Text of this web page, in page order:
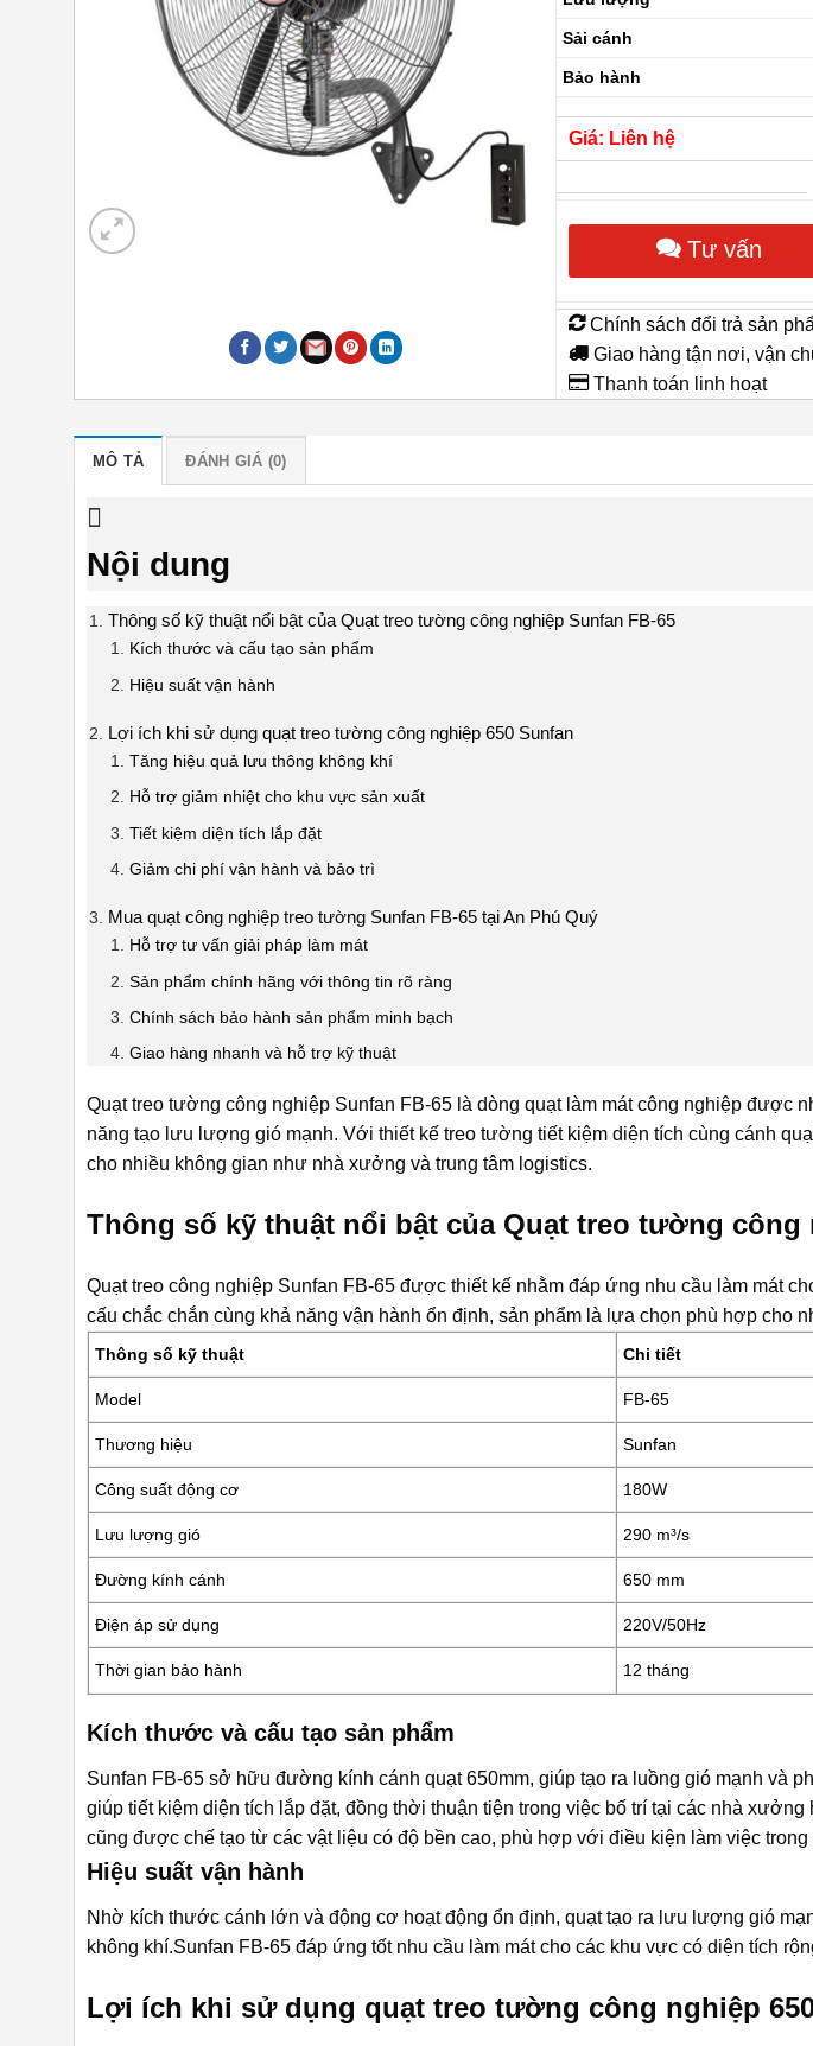
Sải cánh
Bảo hành
Giá: Liên hệ
Tư vấn
Chính sách đổi trả sản
Giao hàng tận nơi, vận
Thanh toán linh hoạt
MÔ TẢ ĐÁNH GIÁ (0)
Nội dung
Thông số kỹ thuật nổi bật của Quạt treo tường công nghiệp Sunfan FB-65
Kích thước và cấu tạo sản phẩm
Hiệu suất vận hành
Lợi ích khi sử dụng quạt treo tường công nghiệp 650 Sunfan
Tăng hiệu quả lưu thông không khí
Hỗ trợ giảm nhiệt cho khu vực sản xuất
Tiết kiệm diện tích lắp đặt
Giảm chi phí vận hành và bảo trì
Mua quạt công nghiệp treo tường Sunfan FB-65 tại An Phú Quý
Hỗ trợ tư vấn giải pháp làm mát
Sản phẩm chính hãng với thông tin rõ ràng
Chính sách bảo hành sản phẩm minh bạch
Giao hàng nhanh và hỗ trợ kỹ thuật
Quạt treo tường công nghiệp Sunfan FB-65 là dòng quạt làm mát công nghiệp được
năng tạo lưu lượng gió mạnh. Với thiết kế treo tường tiết kiệm diện tích cùng cánh
cho nhiều không gian như nhà xưởng và trung tâm logistics.
Thông số kỹ thuật nổi bật của Quạt treo tường công
Quạt treo công nghiệp Sunfan FB-65 được thiết kế nhằm đáp ứng nhu cầu làm mát
cấu chắc chắn cùng khả năng vận hành ổn định, sản phẩm là lựa chọn phù hợp cho
Thông số kỹ thuật Chi tiết
Model FB-65
Thương hiệu Sunfan
Công suất động cơ 180W
Lưu lượng gió 290 m³/s
Đường kính cánh 650 mm
Điện áp sử dụng 220V/50Hz
Thời gian bảo hành 12 tháng
Kích thước và cấu tạo sản phẩm
Sunfan FB-65 sở hữu đường kính cánh quạt 650mm, giúp tạo ra luồng gió mạnh và
giúp tiết kiệm diện tích lắp đặt, đồng thời thuận tiện trong việc bố trí tại các nhà xưởng
cũng được chế tạo từ các vật liệu có độ bền cao, phù hợp với điều kiện làm việc
Hiệu suất vận hành
Nhờ kích thước cánh lớn và động cơ hoạt động ổn định, quạt tạo ra lưu lượng gió
không khí.Sunfan FB-65 đáp ứng tốt nhu cầu làm mát cho các khu vực có diện tích
Lợi ích khi sử dụng quạt treo tường công nghiệp